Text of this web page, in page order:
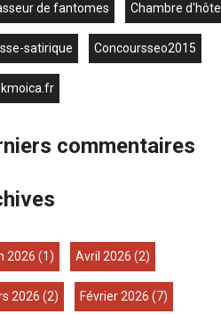
de fantomes chambre d'hôte
satirique concoursseo2015
commentaires
2026 (1) avril 2026 (2)
2026 (2) février 2026 (7)